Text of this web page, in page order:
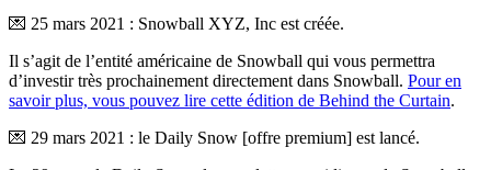
💌 25 mars 2021 : Snowball XYZ, Inc est créée.
Il s’agit de l’entité américaine de Snowball qui vous permettra
d’investir très prochainement directement dans Snowball. Pour en
savoir plus, vous pouvez lire cette édition de Behind the Curtain.
💌 29 mars 2021 : le Daily Snow [offre premium] est lancé.